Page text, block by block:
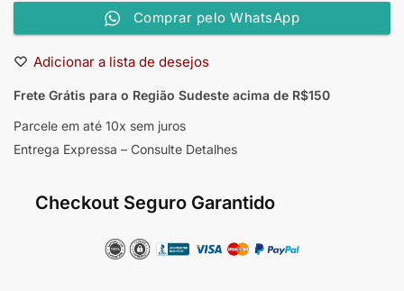
Comprar pelo WhatsApp
Adicionar a lista de desejos
Frete Grátis para o Região Sudeste acima de R$150
Parcele em até 10x sem juros
Entrega Expressa – Consulte Detalhes
Checkout Seguro Garantido